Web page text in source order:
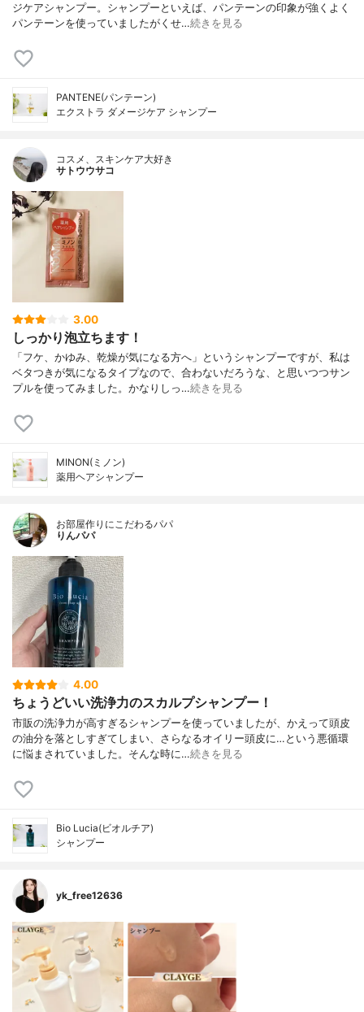
ジケアシャンプー。シャンプーといえば、パンテーンの印象が強くよく
パンテーンを使っていましたがくせ…続きを見る
PANTENE(パンテーン)
エクストラ ダメージケア シャンプー
コスメ、スキンケア大好き
サトウウサコ
3.00
しっかり泡立ちます！
「フケ、かゆみ、乾燥が気になる方へ」というシャンプーですが、私は
ベタつきが気になるタイプなので、合わないだろうな、と思いつつサン
プルを使ってみました。かなりしっ…続きを見る
MINON(ミノン)
薬用ヘアシャンプー
お部屋作りにこだわるパパ
りんパパ
4.00
ちょうどいい洗浄力のスカルプシャンプー！
市販の洗浄力が高すぎるシャンプーを使っていましたが、かえって頭皮
の油分を落としすぎてしまい、さらなるオイリー頭皮に…という悪循環
に悩まされていました。そんな時に…続きを見る
Bio Lucia(ビオルチア)
シャンプー
yk_free12636